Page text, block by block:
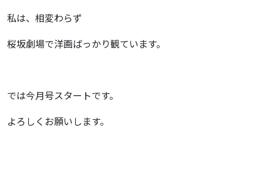
私は、相変わらず
桜坂劇場で洋画ばっかり観ています。
では今月号スタートです。
よろしくお願いします。